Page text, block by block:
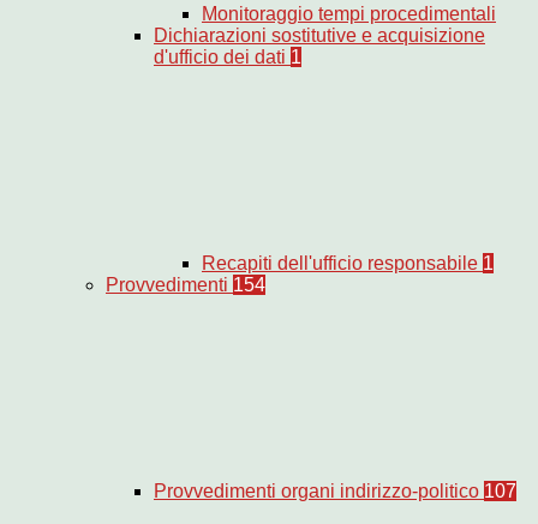
Monitoraggio tempi procedimentali
Dichiarazioni sostitutive e acquisizione
d'ufficio dei dati 1
Recapiti dell'ufficio responsabile 1
Provvedimenti 154
Provvedimenti organi indirizzo-politico 107